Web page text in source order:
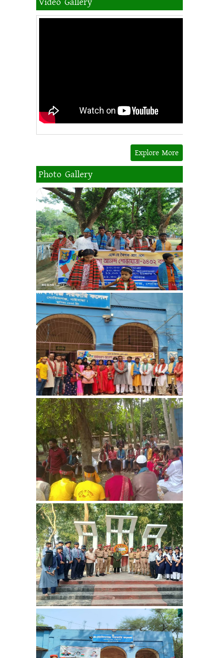
শিক্ষার্থীদের বার্ষিক পরীক্ষা আগামি
১৬/১০/২০২২ তারিখে আরম্ভ হবে,
গোবিন্দগঞ্জ সরকারি কলেজের সকল
শিক্ষক/কর্মকর্তা/কর্মচারী এবং
শিক্ষার্থীদের সকল তথ্য পেতে
প্রতিষ্ঠানের ওয়েব সাইট নিয়মিত
ভিজিট করতে বলা হলো।
২০২৪ সালের ডিগ্রী ৩য় বর্ষের
ইনকোর্স পরীক্ষা আগামী
০২/০২/২০২৬ রোজ: সোমবার
সকাল ১০.০০ টায় অনুষ্ঠিত হবে।
পরীক্ষায় উপস্থিতি বাধ্যতামূলক,
অন্যথায় ফরম পূরণ এর কোন সুযোগ
থাকবে না।
২০২৪- ২০২৫ শিক্ষাবর্ষের ডিগ্রি পাস
কোর্সের প্রাথমিক আবেদনের সর্বশেষ
তারিখ ১৫/১০/২০২৫
ডিগ্রি ১ম বর্ষ(২০২৩-২৪) ভর্তিতে
যাদের আবেদন করে Submitted
ছিলো, Received হয়নি, তাদের
কলেজ কর্তৃক নিশ্চায়ন করার সুযোগ
দিলো ১৯ ডিসেম্বর থেকে ২৪ ডিসেম্বর
পর্যন্ত।
২০২২ সালের ডিগ্রী পাস তৃতীয় বর্ষের
পরীক্ষার আগামী ১৪/ ১২ /২০২৪
তারিখের ৬ষ্ঠপত্র পরীক্ষার পরবতী
তারিখ ২৬/১২/২০২৪ রোজ বৃহস্পতি
বার দুপুর ১.০০টায় অনুষ্ঠিত হবে।
২০২৩-২০২৪ শিক্ষাবর্ষের ডিগ্রী (পাস)
কোর্সের ১ম বর্ষের ভর্তির কার্যক্রম
আগামী ২৬-১০-২০২৪ হতে
০৭-১১-২০২৪ পর্যন্ত অফিস চলাকালীন
সময়ে চলবে।
Explore More
Photo Gallery